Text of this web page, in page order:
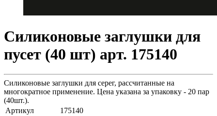
Силиконовые заглушки для
пусет (40 шт) арт. 175140
Силиконовые заглушки для серег, рассчитанные на
многократное применение. Цена указана за упаковку - 20 пар
(40шт.).
Артикул
175140